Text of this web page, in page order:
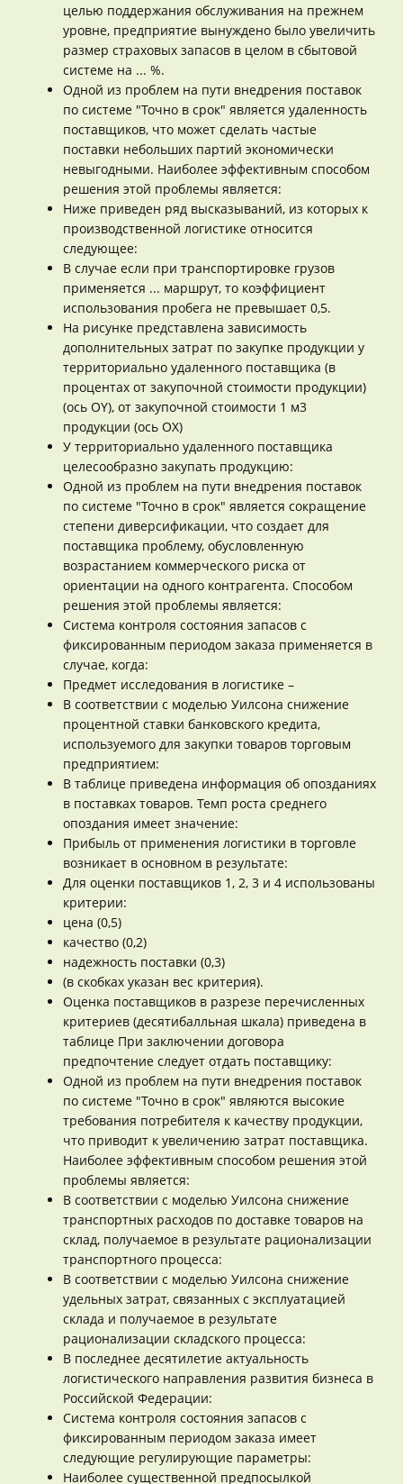
целью поддержания обслуживания на прежнем
уровне, предприятие вынуждено было увеличить
размер страховых запасов в целом в сбытовой
системе на ... %.
Одной из проблем на пути внедрения поставок
по системе "Точно в срок" является удаленность
поставщиков, что может сделать частые
поставки небольших партий экономически
невыгодными. Наиболее эффективным способом
решения этой проблемы является:
Ниже приведен ряд высказываний, из которых к
производственной логистике относится
следующее:
В случае если при транспортировке грузов
применяется ... маршрут, то коэффициент
использования пробега не превышает 0,5.
На рисунке представлена зависимость
дополнительных затрат по закупке продукции у
территориально удаленного поставщика (в
процентах от закупочной стоимости продукции)
(ось OY), от закупочной стоимости 1 м3
продукции (ось ОХ)
У территориально удаленного поставщика
целесообразно закупать продукцию:
Одной из проблем на пути внедрения поставок
по системе "Точно в срок" является сокращение
степени диверсификации, что создает для
поставщика проблему, обусловленную
возрастанием коммерческого риска от
ориентации на одного контрагента. Способом
решения этой проблемы является:
Система контроля состояния запасов с
фиксированным периодом заказа применяется в
случае, когда:
Предмет исследования в логистике –
В соответствии с моделью Уилсона снижение
процентной ставки банковского кредита,
используемого для закупки товаров торговым
предприятием:
В таблице приведена информация об опозданиях
в поставках товаров. Темп роста среднего
опоздания имеет значение:
Прибыль от применения логистики в торговле
возникает в основном в результате:
Для оценки поставщиков 1, 2, 3 и 4 использованы
критерии:
цена (0,5)
качество (0,2)
надежность поставки (0,3)
(в скобках указан вес критерия).
Оценка поставщиков в разрезе перечисленных
критериев (десятибалльная шкала) приведена в
таблице При заключении договора
предпочтение следует отдать поставщику:
Одной из проблем на пути внедрения поставок
по системе "Точно в срок" являются высокие
требования потребителя к качеству продукции,
что приводит к увеличению затрат поставщика.
Наиболее эффективным способом решения этой
проблемы является:
В соответствии с моделью Уилсона снижение
транспортных расходов по доставке товаров на
склад, получаемое в результате рационализации
транспортного процесса:
В соответствии с моделью Уилсона снижение
удельных затрат, связанных с эксплуатацией
склада и получаемое в результате
рационализации складского процесса:
В последнее десятилетие актуальность
логистического направления развития бизнеса в
Российской Федерации:
Система контроля состояния запасов с
фиксированным периодом заказа имеет
следующие регулирующие параметры:
Наиболее существенной предпосылкой